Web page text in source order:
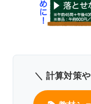
＼ 計算対策